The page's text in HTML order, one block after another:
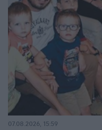
07.08.2026, 15:59